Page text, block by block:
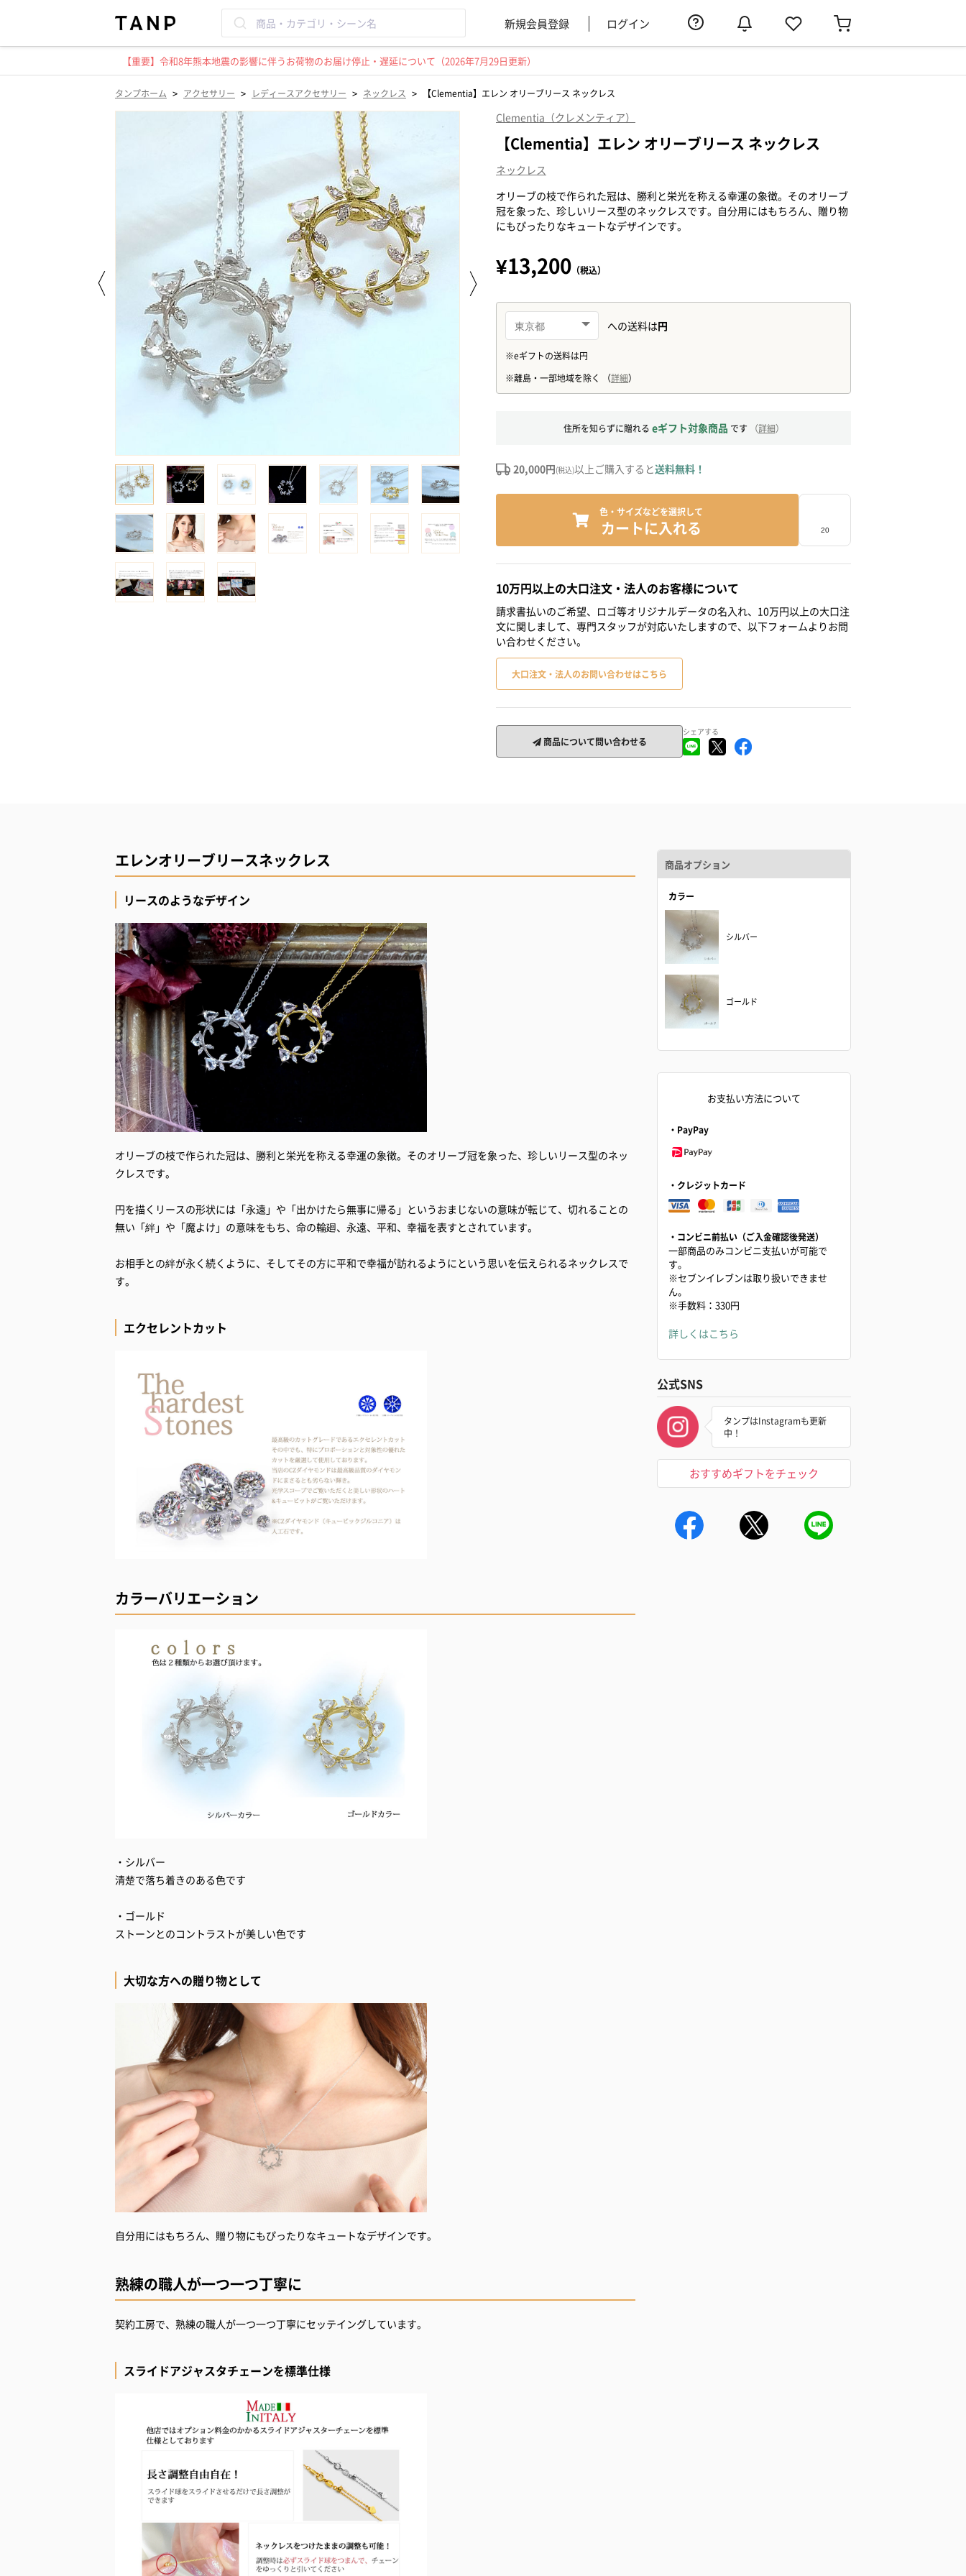
新規会員登録 ログイン
【重要】令和8年熊本地震の影響に伴うお荷物のお届け停止・遅延について（2026年7月29日更新）
タンプホーム > アクセサリー > レディースアクセサリー > ネックレス > 【Clementia】エレン オリーブリース ネックレス
Clementia（クレメンティア）
【Clementia】エレン オリーブリース ネックレス
ネックレス
オリーブの枝で作られた冠は、勝利と栄光を称える幸運の象徴。そのオリーブ
冠を象った、珍しいリース型のネックレスです。自分用にはもちろん、贈り物
にもぴったりなキュートなデザインです。
¥13,200 （税込）
住所を知らずに贈れる eギフト対象商品 です （詳細）
20,000円(税込)以上ご購入すると送料無料！
色・サイズなどを選択して
カートに入れる
10万円以上の大口注文・法人のお客様について
請求書払いのご希望、ロゴ等オリジナルデータの名入れ、10万円以上の大口注
文に関しまして、専門スタッフが対応いたしますので、以下フォームよりお問
い合わせください。
大口注文・法人のお問い合わせはこちら
商品について問い合わせる
シェアする
エレンオリーブリースネックレス
リースのようなデザイン
オリーブの枝で作られた冠は、勝利と栄光を称える幸運の象徴。そのオリーブ冠を象った、珍しいリース型のネッ
クレスです。
円を描くリースの形状には「永遠」や「出かけたら無事に帰る」というおまじないの意味が転じて、切れることの
無い「絆」や「魔よけ」の意味をもち、命の輪廻、永遠、平和、幸福を表すとされています。
お相手との絆が永く続くように、そしてその方に平和で幸福が訪れるようにという思いを伝えられるネックレスで
す。
エクセレントカット
カラーバリエーション
・シルバー
清楚で落ち着きのある色です
・ゴールド
ストーンとのコントラストが美しい色です
大切な方への贈り物として
自分用にはもちろん、贈り物にもぴったりなキュートなデザインです。
熟練の職人が一つ一つ丁寧に
契約工房で、熟練の職人が一つ一つ丁寧にセッテイングしています。
スライドアジャスタチェーンを標準仕様
商品オプション
カラー
シルバー
ゴールド
お支払い方法について
・PayPay
・クレジットカード
・コンビニ前払い（ご入金確認後発送）
一部商品のみコンビニ支払いが可能で
す。
※セブンイレブンは取り扱いできませ
ん。
※手数料：330円
詳しくはこちら
公式SNS
タンプはInstagramも更新
中！
おすすめギフトをチェック